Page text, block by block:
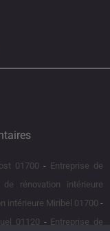
01700
Entreprise de
de rénovation intérieure
intérieure Miribel 01700
01120
Entreprise de